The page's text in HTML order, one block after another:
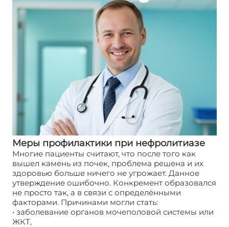
Меры профилактики при нефролитиазе
Многие пациенты считают, что после того как
вышел камень из почек, проблема решена и их
здоровью больше ничего не угрожает. Данное
утверждение ошибочно. Конкремент образовался
не просто так, а в связи с определёнными
факторами. Причинами могли стать:
• заболевание органов мочеполовой системы или
ЖКТ,